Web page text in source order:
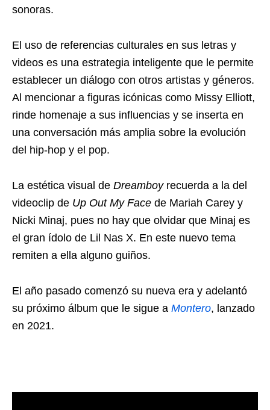
sonoras.
El uso de referencias culturales en sus letras y
videos es una estrategia inteligente que le permite
establecer un diálogo con otros artistas y géneros.
Al mencionar a figuras icónicas como Missy Elliott,
rinde homenaje a sus influencias y se inserta en
una conversación más amplia sobre la evolución
del hip-hop y el pop.
La estética visual de Dreamboy recuerda a la del
videoclip de Up Out My Face de Mariah Carey y
Nicki Minaj, pues no hay que olvidar que Minaj es
el gran ídolo de Lil Nas X. En este nuevo tema
remiten a ella alguno guiños.
El año pasado comenzó su nueva era y adelantó
su próximo álbum que le sigue a Montero, lanzado
en 2021.